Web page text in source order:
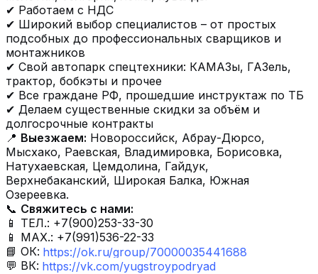
✔ Работаем с НДС
✔ Широкий выбор специалистов – от простых
подсобных до профессиональных сварщиков и
монтажников
✔ Свой автопарк спецтехники: КАМАЗы, ГАЗель,
трактор, бобкэты и прочее
✔ Все граждане РФ, прошедшие инструктаж по ТБ
✔ Делаем существенные скидки за объём и
долгосрочные контракты
📍 Выезжаем: Новороссийск, Абрау-Дюрсо,
Мысхако, Раевская, Владимировка, Борисовка,
Натухаевская, Цемдолина, Гайдук,
Верхнебаканский, Широкая Балка, Южная
Озереевка.
📞 Свяжитесь с нами:
📱 ТЕЛ.: +7(900)253-33-30
📱 МАХ.: +7(991)536-22-33
📘 ОК: https://ok.ru/group/70000035441688
💬 ВК: https://vk.com/yugstroypodryad